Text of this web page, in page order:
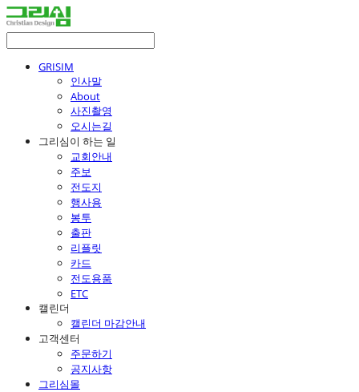
GRISIM
인사말
About
사진촬영
오시는길
그리심이 하는 일
교회안내
주보
전도지
행사용
봉투
출판
리플릿
카드
전도용품
ETC
캘린더
캘린더 마감안내
고객센터
주문하기
공지사항
그리심몰